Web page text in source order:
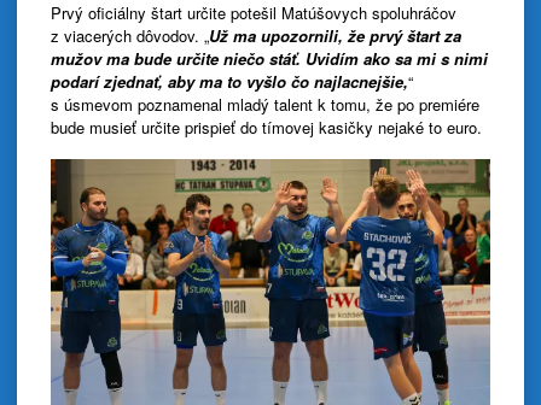
Prvý oficiálny štart určite potešil Matúšovych spoluhráčov
z viacerých dôvodov. „Už ma upozornili, že prvý štart za
mužov ma bude určite niečo stáť. Uvidím ako sa mi s nimi
podarí zjednať, aby ma to vyšlo čo najlacnejšie,“
s úsmevom poznamenal mladý talent k tomu, že po premiére
bude musieť určite prispieť do tímovej kasičky nejaké to euro.